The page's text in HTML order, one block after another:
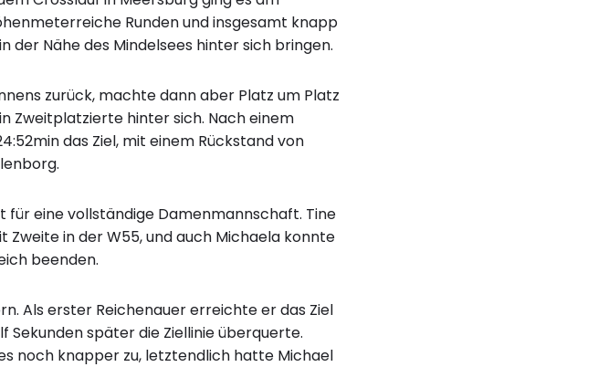
Runden und insgesamt knapp
der Nähe des Mindelsees hinter sich bringen.
zurück, machte dann aber Platz um Platz
Zweitplatzierte hinter sich. Nach einem
das Ziel, mit einem Rückstand von
für eine vollständige Damenmannschaft. Tine
Zweite in der W55, und auch Michaela konnte
beenden.
Als erster Reichenauer erreichte er das Ziel
Sekunden später die Ziellinie überquerte.
noch knapper zu, letztendlich hatte Michael